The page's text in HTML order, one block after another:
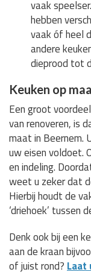
vaak
hebben
vaak óf heel
andere
dieprood tot
Keuken op
Een groot
van renoveren, is
maat in Beernem.
uw eisen voldoet.
en indeling.
weet u zeker dat
Hierbij houdt de
‘driehoek’ tussen
Denk ook bij een
aan de kraan
of juist rond? Laat